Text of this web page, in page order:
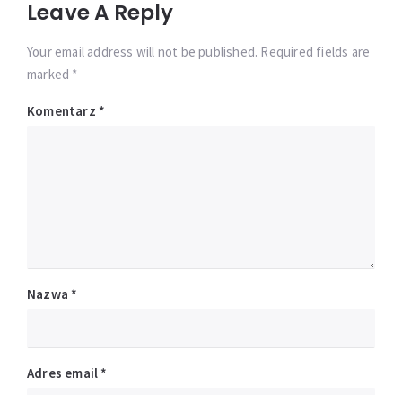
Leave A Reply
Your email address will not be published. Required fields are
marked *
Komentarz *
Nazwa *
Adres email *